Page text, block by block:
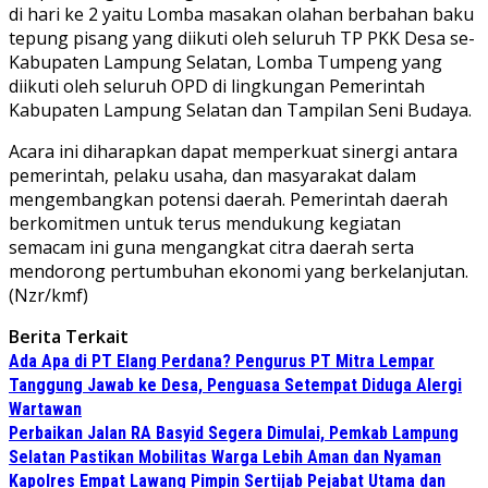
di hari ke 2 yaitu Lomba masakan olahan berbahan baku
tepung pisang yang diikuti oleh seluruh TP PKK Desa se-
Kabupaten Lampung Selatan, Lomba Tumpeng yang
diikuti oleh seluruh OPD di lingkungan Pemerintah
Kabupaten Lampung Selatan dan Tampilan Seni Budaya.
Acara ini diharapkan dapat memperkuat sinergi antara
pemerintah, pelaku usaha, dan masyarakat dalam
mengembangkan potensi daerah. Pemerintah daerah
berkomitmen untuk terus mendukung kegiatan
semacam ini guna mengangkat citra daerah serta
mendorong pertumbuhan ekonomi yang berkelanjutan.
(Nzr/kmf)
Berita Terkait
Ada Apa di PT Elang Perdana? Pengurus PT Mitra Lempar
Tanggung Jawab ke Desa, Penguasa Setempat Diduga Alergi
Wartawan
Perbaikan Jalan RA Basyid Segera Dimulai, Pemkab Lampung
Selatan Pastikan Mobilitas Warga Lebih Aman dan Nyaman
Kapolres Empat Lawang Pimpin Sertijab Pejabat Utama dan